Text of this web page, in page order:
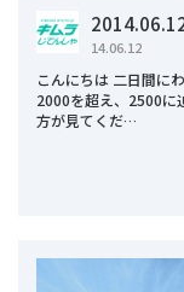
14.06.12
こんにちは 二日間に
2000を超え、2500に
方が見てくだ…